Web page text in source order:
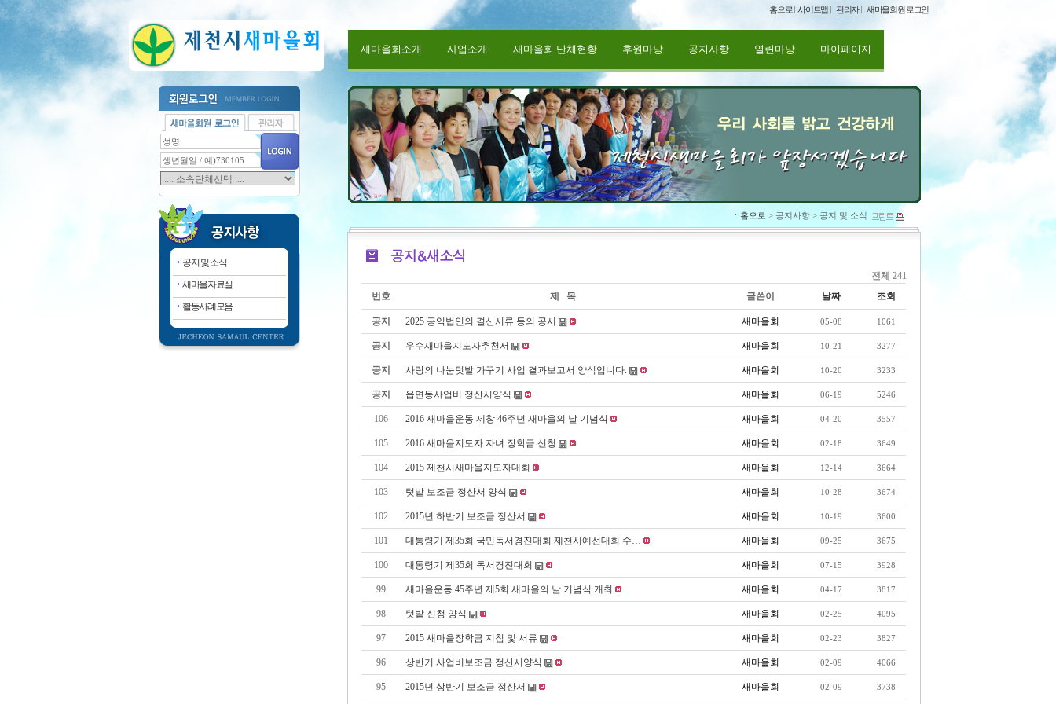
홈으로 사이트맵 관리자 새마을회원 로그인
새마을회소개 사업소개 새마을회 단체현황 후원마당 공지사항 열린마당 마이페이지
공지 및 소식
새마을자료실
활동사례모음
ㆍ 홈으로 > 공지사항 > 공지 및 소식
전체 241
번호
제 목 글쓴이 날짜 조회
공지 2025 공익법인의 결산서류 등의 공시 새마을회 05-08 1061
공지 우수새마을지도자추천서 새마을회 10-21 3277
공지 사랑의 나눔텃밭 가꾸기 사업 결과보고서 양식입니다. 새마을회 10-20 3233
공지 읍면동사업비 정산서양식 새마을회 06-19 5246
106 2016 새마을운동 제창 46주년 새마을의 날 기념식 새마을회 04-20 3557
105 2016 새마을지도자 자녀 장학금 신청 새마을회 02-18 3649
104 2015 제천시새마을지도자대회 새마을회 12-14 3664
103 텃밭 보조금 정산서 양식 새마을회 10-28 3674
102 2015년 하반기 보조금 정산서 새마을회 10-19 3600
101 대통령기 제35회 국민독서경진대회 제천시예선대회 수… 새마을회 09-25 3675
100 대통령기 제35회 독서경진대회 새마을회 07-15 3928
99 새마을운동 45주년 제5회 새마을의 날 기념식 개최 새마을회 04-17 3817
98 텃밭 신청 양식 새마을회 02-25 4095
97 2015 새마을장학금 지침 및 서류 새마을회 02-23 3827
96 상반기 사업비보조금 정산서양식 새마을회 02-09 4066
95 2015년 상반기 보조금 정산서 새마을회 02-09 3738